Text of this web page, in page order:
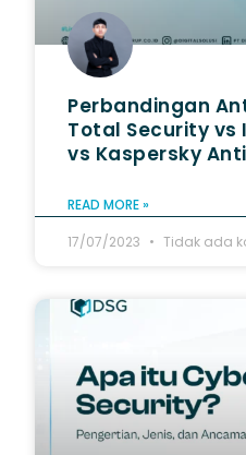
Perbandingan
Total Security
vs Kaspersky
READ MORE »
17/07/2023
Tidak ada